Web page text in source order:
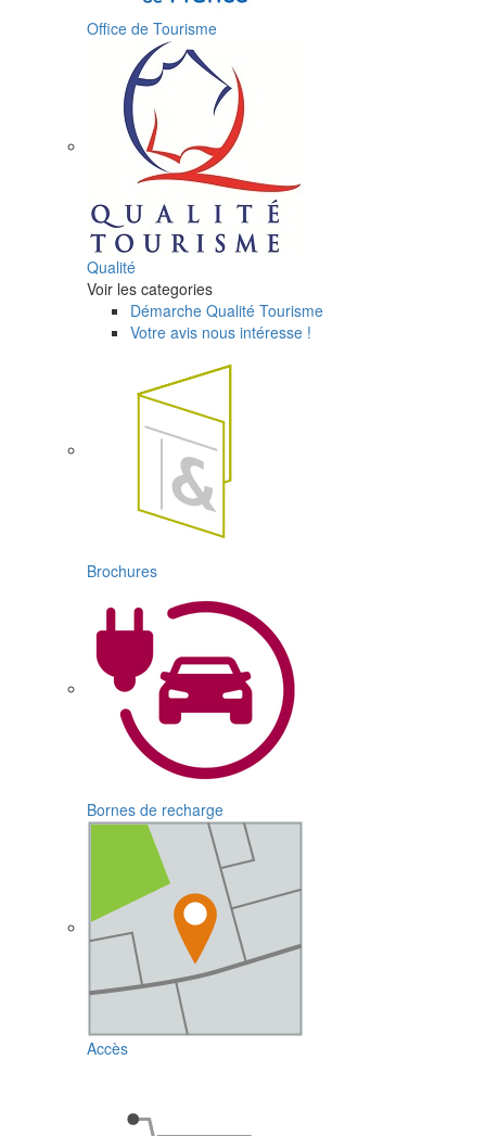
Office de Tourisme
Qualité
Voir les categories
Démarche Qualité Tourisme
Votre avis nous intéresse !
Brochures
Bornes de recharge
Accès